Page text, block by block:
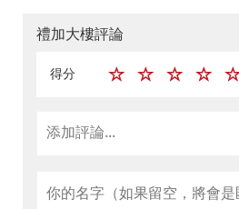
禮加大樓評論
得分